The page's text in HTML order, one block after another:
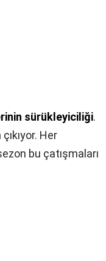
sürükleyiciliği.
Her
bu çatışmaları